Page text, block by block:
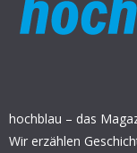
hochblau – das
Wir erzählen